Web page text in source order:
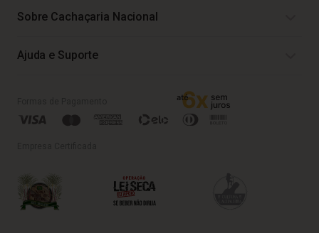
Sobre Cachaçaria Nacional
Ajuda e Suporte